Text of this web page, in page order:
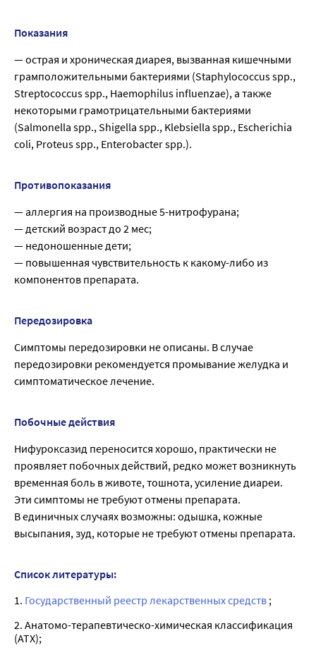
Показания
— острая и хроническая диарея, вызванная кишечными
грамположительными бактериями (Staphylococcus spp.,
Streptococcus spp., Haemophilus influenzae), а также
некоторыми грамотрицательными бактериями
(Salmonella spp., Shigella spp., Klebsiella spp., Escherichia
coli, Proteus spp., Enterobacter spp.).
Противопоказания
— аллергия на производные 5-нитрофурана;
— детский возраст до 2 мес;
— недоношенные дети;
— повышенная чувствительность к какому-либо из
компонентов препарата.
Передозировка
Симптомы передозировки не описаны. В случае
передозировки рекомендуется промывание желудка и
симптоматическое лечение.
Побочные действия
Нифуроксазид переносится хорошо, практически не
проявляет побочных действий, редко может возникнуть
временная боль в животе, тошнота, усиление диареи.
Эти симптомы не требуют отмены препарата.
В единичных случаях возможны: одышка, кожные
высыпания, зуд, которые не требуют отмены препарата.
Список литературы:
1. Государственный реестр лекарственных средств ;
2. Анатомо-терапевтическо-химическая классификация
(ATX);